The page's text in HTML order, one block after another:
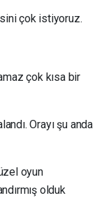
çok istiyoruz.
çok kısa bir
Orayı şu anda
oyun
olduk